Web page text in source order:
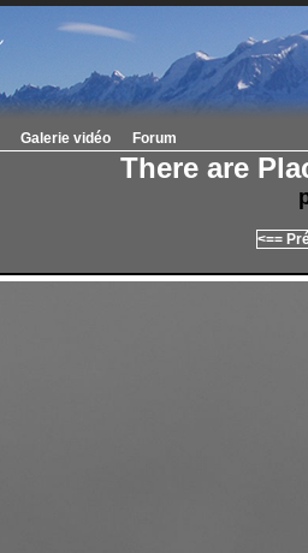
Galerie vidéo Forum
There are
<==